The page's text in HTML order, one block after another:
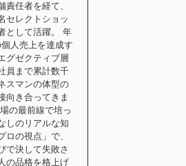
責任者を経て、
セレクトショッ
として活躍。 年
人売上を達成す
グゼクティブ層
員まで累計数千
スマンの体型の
向き合ってきま
の最前線で培っ
しのリアルな知
ロの視点」で、
で決して失敗さ
の品格を格上げ